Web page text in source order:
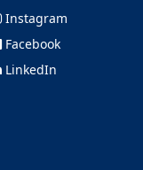
Instagram
Facebook
LinkedIn